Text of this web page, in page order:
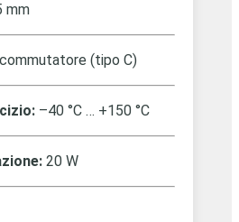
mm
(tipo C)
–40 °C … +150 °C
20 W